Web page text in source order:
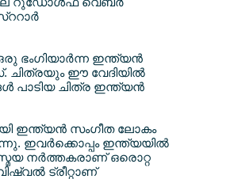
ഭംഗിയാര്‍ന്ന ഇന്ത്യന്‍
ചിത്രയും ഈ വേദിയില്‍
പാടിയ ചിത്ര ഇന്ത്യന്‍
ഇന്ത്യന്‍ സംഗീത ലോകം
ഇവര്‍ക്കൊപ്പം ഇന്ത്യയില്‍
നര്‍ത്തകരാണ് ഒരൊറ്റ
ട്രീറ്റാണ്